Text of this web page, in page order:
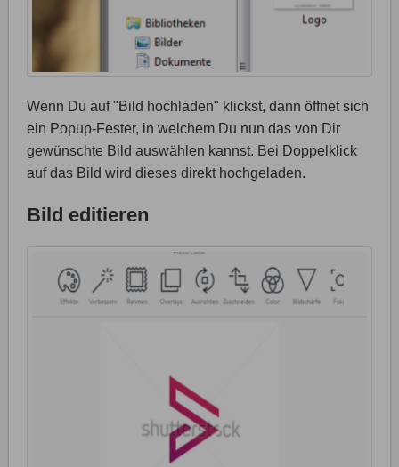
Wenn Du auf "Bild hochladen" klickst, dann öffnet sich
ein Popup-Fester, in welchem Du nun das von Dir
gewünschte Bild auswählen kannst. Bei Doppelklick
auf das Bild wird dieses direkt hochgeladen.
Bild editieren